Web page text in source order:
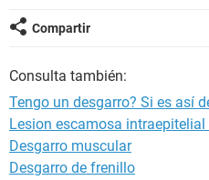
Compartir
Consulta también:
Tengo un desgarro? Si es así
Lesion escamosa
Desgarro muscular
Desgarro de frenillo